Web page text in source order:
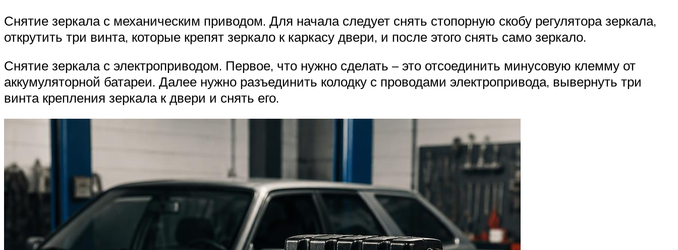
Снятие зеркала с механическим приводом. Для начала следует снять стопорную скобу регулятора зеркала,
открутить три винта, которые крепят зеркало к каркасу двери, и после этого снять само зеркало.
Снятие зеркала с электроприводом. Первое, что нужно сделать – это отсоединить минусовую клемму от
аккумуляторной батареи. Далее нужно разъединить колодку с проводами электропривода, вывернуть три
винта крепления зеркала к двери и снять его.